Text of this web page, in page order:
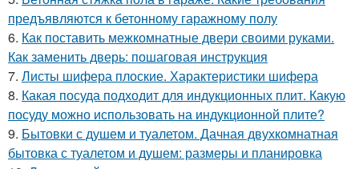
предъявляются к бетонному гаражному полу
6. Как поставить межкомнатные двери своими руками.
Как заменить дверь: пошаговая инструкция
7. Листы шифера плоские. Характеристики шифера
8. Какая посуда подходит для индукционных плит. Какую
посуду можно использовать на индукционной плите?
9. Бытовки с душем и туалетом. Дачная двухкомнатная
бытовка с туалетом и душем: размеры и планировка